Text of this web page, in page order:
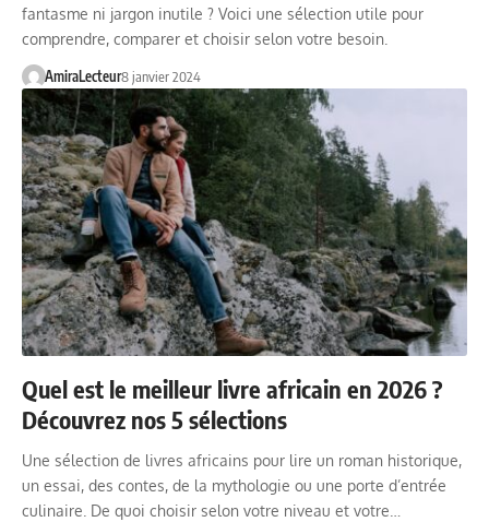
fantasme ni jargon inutile ? Voici une sélection utile pour
comprendre, comparer et choisir selon votre besoin.
AmiraLecteur8 janvier 2024
Quel est le meilleur livre africain en 2026 ?
Découvrez nos 5 sélections
Une sélection de livres africains pour lire un roman historique,
un essai, des contes, de la mythologie ou une porte d’entrée
culinaire. De quoi choisir selon votre niveau et votre…